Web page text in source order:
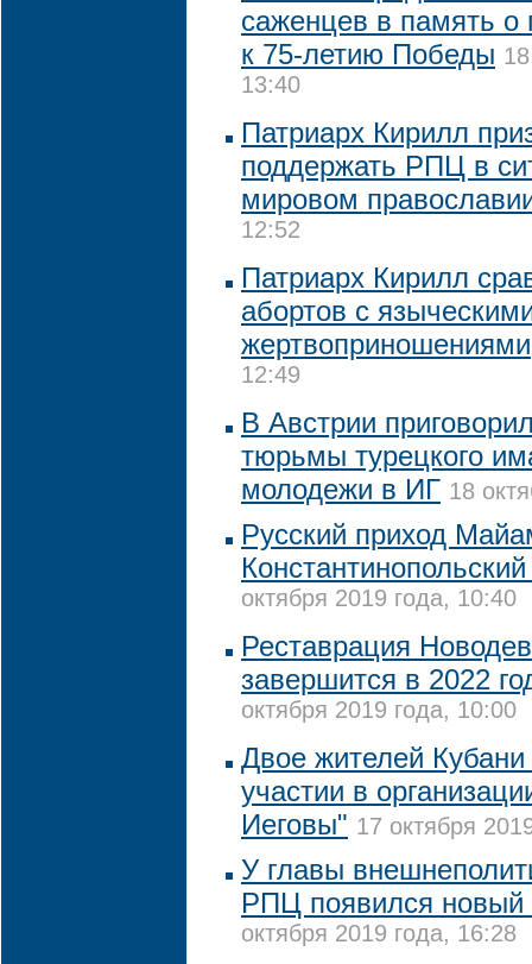
саженцев в память о
к 75-летию Победы
13:40
Патриарх Кирилл
поддержать РПЦ в
мировом
12:52
Патриарх Кирилл
абортов с
жертвоприношениями
12:49
В Австрии
тюрьмы турецкого
молодежи в ИГ 18
Русский приход
октября 2019 года, 10:40
Реставрация
завершится в 2022
октября 2019 года, 10:00
Двое жителей
участии в
Иеговы" 17 октября
У главы
РПЦ появился новый
октября 2019 года, 16:28